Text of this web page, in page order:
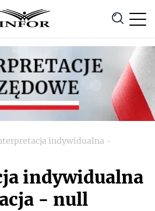
Anuluj
indywidualna -
indywidualna
- null